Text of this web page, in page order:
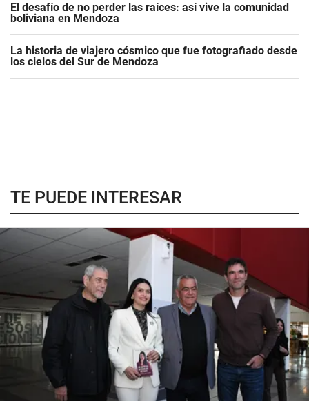
El desafío de no perder las raíces: así vive la comunidad
boliviana en Mendoza
La historia de viajero cósmico que fue fotografiado desde
los cielos del Sur de Mendoza
TE PUEDE INTERESAR